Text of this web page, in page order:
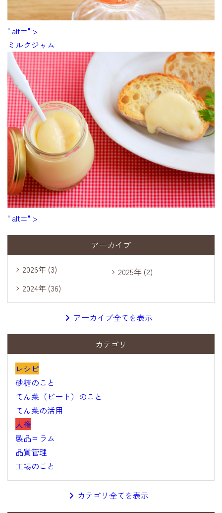
" alt="">
ミルクジャム
" alt="">
アーカイブ
2026年 (3)
2025年 (2)
2024年 (36)
アーカイブ全てを表示
カテゴリ
レシピ
砂糖のこと
てん菜（ビート）のこと
てん菜の活用
人権
製品コラム
品質管理
工場のこと
カテゴリ全てを表示